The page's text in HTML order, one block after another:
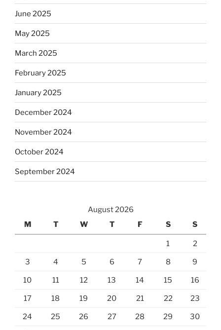
June 2025
May 2025
March 2025
February 2025
January 2025
December 2024
November 2024
October 2024
September 2024
August 2026
M
T W T F S S
1 2
3 4 5 6 7 8 9
10 11 12 13 14 15 16
17 18 19 20 21 22 23
24 25 26 27 28 29 30